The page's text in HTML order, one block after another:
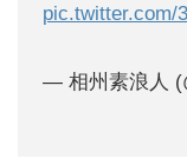
pic.twitter.com/
— 相州素浪人